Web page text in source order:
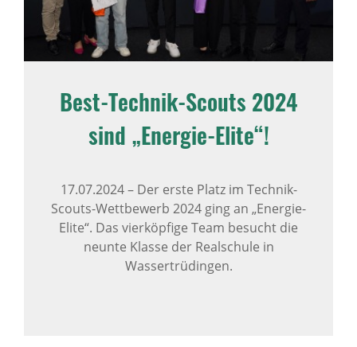
Best-Technik-Scouts 2024
sind „Energie-Elite“!
17.07.2024–Der erste Platz im Technik-
Scouts-Wettbewerb 2024 ging an „Energie-
Elite“. Das vierköpfige Team besucht die
neunte Klasse der Realschule in
Wassertrüdingen.